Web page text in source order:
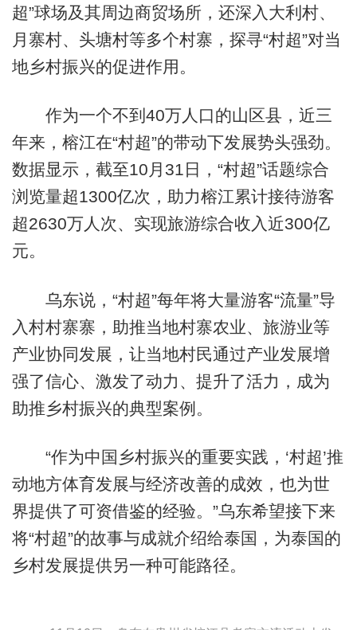
超”球场及其周边商贸场所，还深入大利村、
月寨村、头塘村等多个村寨，探寻“村超”对当
地乡村振兴的促进作用。
作为一个不到40万人口的山区县，近三
年来，榕江在“村超”的带动下发展势头强劲。
数据显示，截至10月31日，“村超”话题综合
浏览量超1300亿次，助力榕江累计接待游客
超2630万人次、实现旅游综合收入近300亿
元。
乌东说，“村超”每年将大量游客“流量”导
入村村寨寨，助推当地村寨农业、旅游业等
产业协同发展，让当地村民通过产业发展增
强了信心、激发了动力、提升了活力，成为
助推乡村振兴的典型案例。
“作为中国乡村振兴的重要实践，‘村超’推
动地方体育发展与经济改善的成效，也为世
界提供了可资借鉴的经验。”乌东希望接下来
将“村超”的故事与成就介绍给泰国，为泰国的
乡村发展提供另一种可能路径。